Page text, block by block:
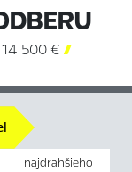
500 € 
najdrahšieho